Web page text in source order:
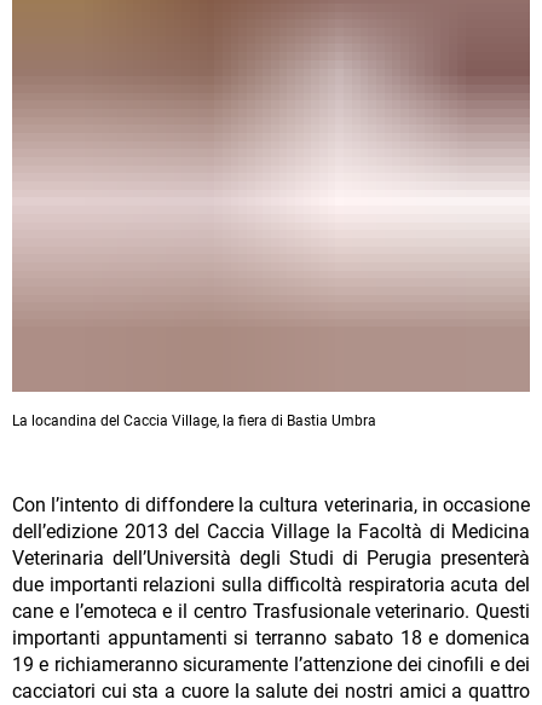
La locandina del Caccia Village, la fiera di Bastia Umbra
Con l’intento di diffondere la cultura veterinaria, in occasione
dell’edizione 2013 del Caccia Village la Facoltà di Medicina
Veterinaria dell’Università degli Studi di Perugia presenterà
due importanti relazioni sulla difficoltà respiratoria acuta del
cane e l’emoteca e il centro Trasfusionale veterinario. Questi
importanti appuntamenti si terranno sabato 18 e domenica
19 e richiameranno sicuramente l’attenzione dei cinofili e dei
cacciatori cui sta a cuore la salute dei nostri amici a quattro